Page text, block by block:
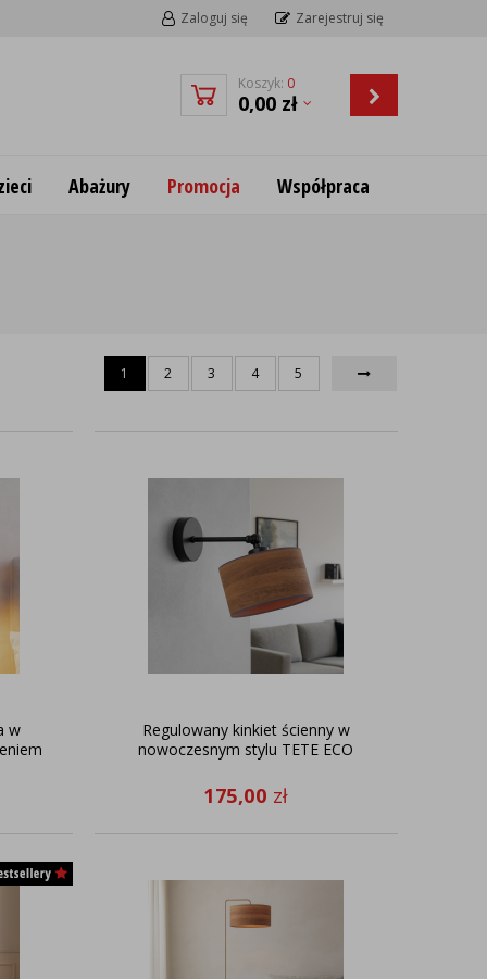
Zaloguj się Zarejestruj się
Koszyk: 0
0,00 zł
Abażury Promocja Współpraca
1 2 3 4 5
w
Regulowany kinkiet ścienny w
nowoczesnym stylu TETE ECO
175,00 zł